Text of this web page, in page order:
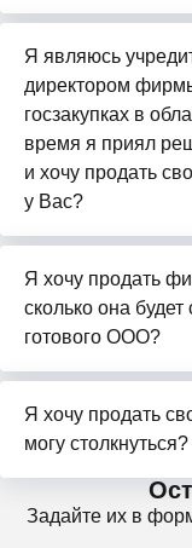
Я являюсь
директором
госзакупках в
время я приял
и хочу продать
у Вас?
Я хочу продать
сколько она будет
готового ООО?
Я хочу продать
могу столкнуться?
Задайте их в